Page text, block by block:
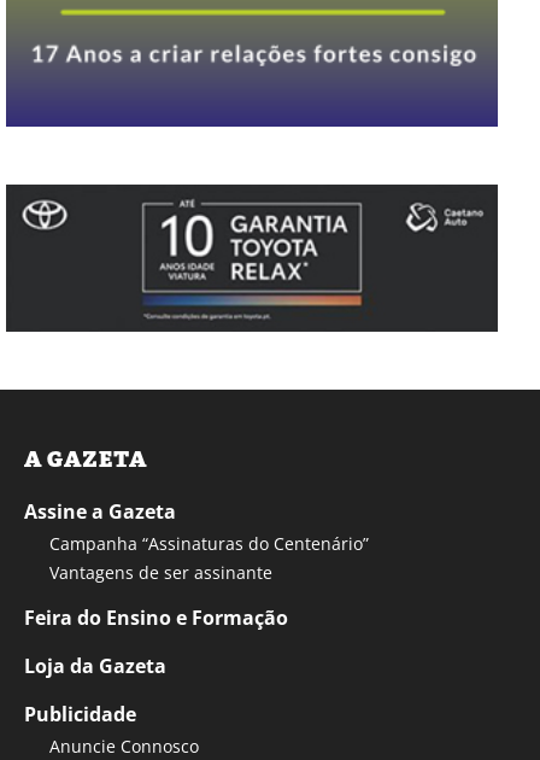
A GAZETA
Assine a Gazeta
Campanha “Assinaturas do Centenário”
Vantagens de ser assinante
Feira do Ensino e Formação
Loja da Gazeta
Publicidade
Anuncie Connosco